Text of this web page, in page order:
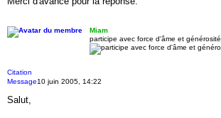
Miam
participe avec force d'âme et générosité
Citation
Message10 juin 2005, 14:22
Salut,